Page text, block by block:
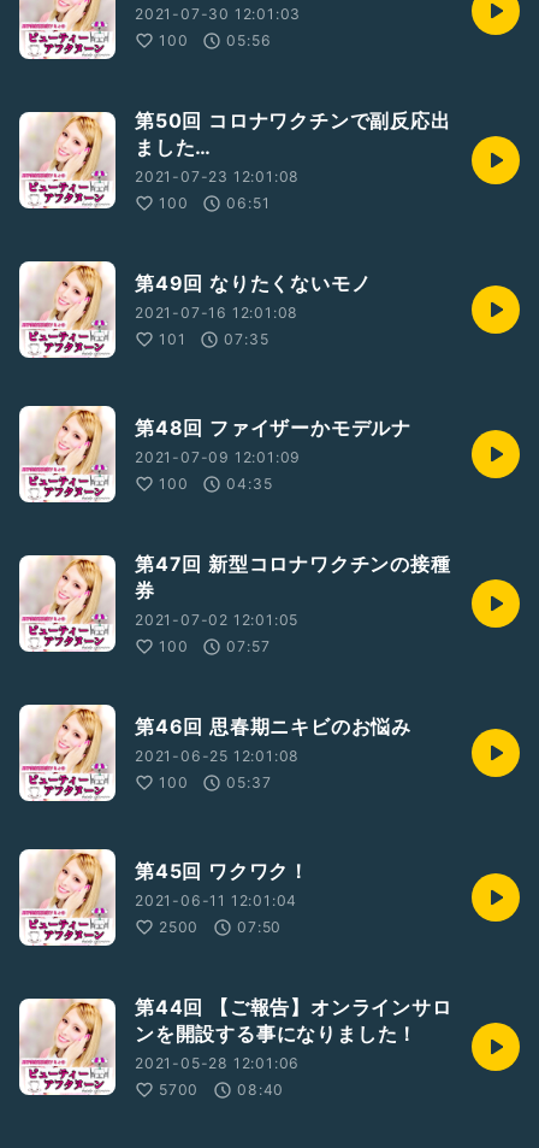
2021-07-30 12:01:03
100
05:56
第50回 コロナワクチンで副反応出
ました…
2021-07-23 12:01:08
100
06:51
第49回 なりたくないモノ
2021-07-16 12:01:08
101
07:35
第48回 ファイザーかモデルナ
2021-07-09 12:01:09
100
04:35
第47回 新型コロナワクチンの接種
券
2021-07-02 12:01:05
100
07:57
第46回 思春期ニキビのお悩み
2021-06-25 12:01:08
100
05:37
第45回 ワクワク！
2021-06-11 12:01:04
2500
07:50
第44回 【ご報告】オンラインサロ
ンを開設する事になりました！
2021-05-28 12:01:06
5700
08:40